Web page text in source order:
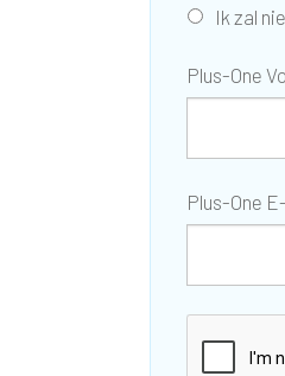
Ik zal
Plus-One
Plus-One